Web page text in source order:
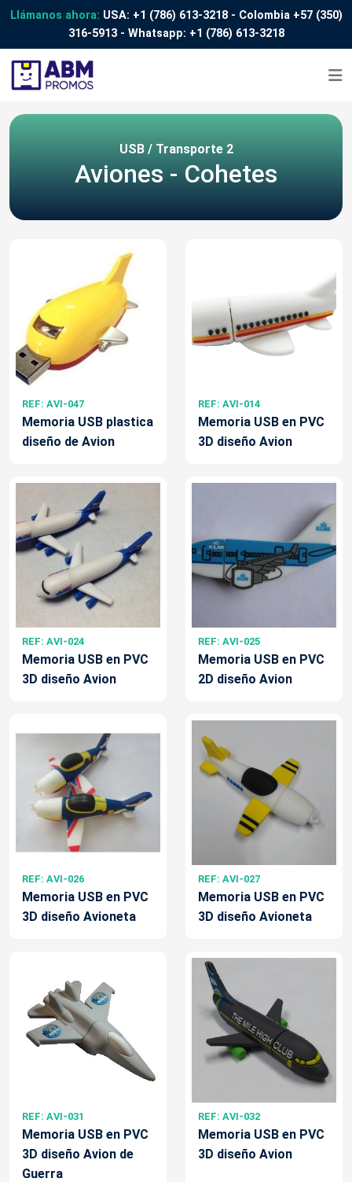
Llámanos ahora: USA: +1 (786) 613-3218- Colombia +57 (350)
316-5913- Whatsapp: +1 (786) 613-3218
USB / Transporte 2
Aviones - Cohetes
REF: AVI-047
Memoria USB plastica
diseño de Avion
REF: AVI-014
Memoria USB en PVC
3D diseño Avion
REF: AVI-024
Memoria USB en PVC
3D diseño Avion
REF: AVI-025
Memoria USB en PVC
2D diseño Avion
REF: AVI-026
Memoria USB en PVC
3D diseño Avioneta
REF: AVI-027
Memoria USB en PVC
3D diseño Avioneta
REF: AVI-031
Memoria USB en PVC
3D diseño Avion de
Guerra
REF: AVI-032
Memoria USB en PVC
3D diseño Avion